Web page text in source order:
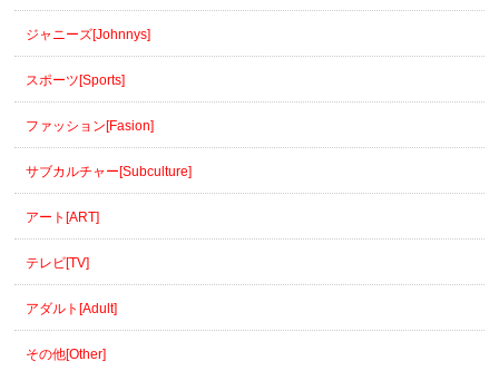
ジャニーズ[Johnnys]
スポーツ[Sports]
ファッション[Fasion]
サブカルチャー[Subculture]
アート[ART]
テレビ[TV]
アダルト[Adult]
その他[Other]